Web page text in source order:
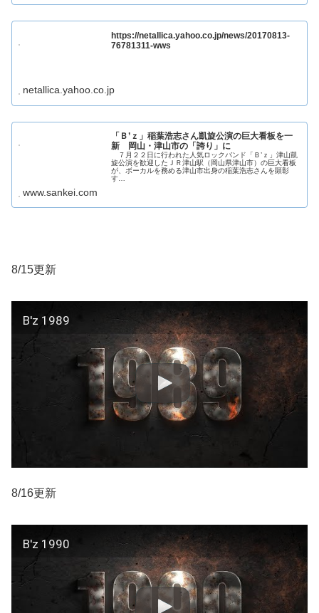
https://netallica.yahoo.co.jp/news/20170813-
76781311-wws
netallica.yahoo.co.jp
「Ｂ’ｚ」稲葉浩志さん凱旋公演の巨大看板を一
新 岡山・津山市の「誇り」に
７月２２日に行われた人気ロックバンド「Ｂ’ｚ」津山凱
旋公演を歓迎したＪＲ津山駅（岡山県津山市）の巨大看板
が、ボーカルを務める津山市出身の稲葉浩志さんを顕彰
す…
www.sankei.com
8/15更新
B'z 1989
8/16更新
B'z 1990